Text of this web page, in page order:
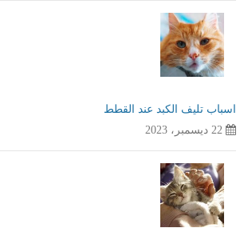
اسباب تليف الكبد عند القطط
22 ديسمبر، 2023